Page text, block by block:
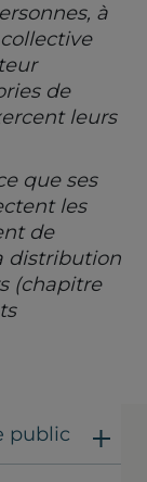
à
de
leurs
que ses
les
de
distribution
(chapitre
public